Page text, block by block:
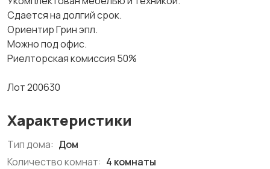
Сдается на долгий срок.
Ориентир Грин эпл.
Можно под офис.
Риелторская комиссия 50%
Лот 200630
Характеристики
Тип дома: Дом
Количество комнат: 4 комнаты